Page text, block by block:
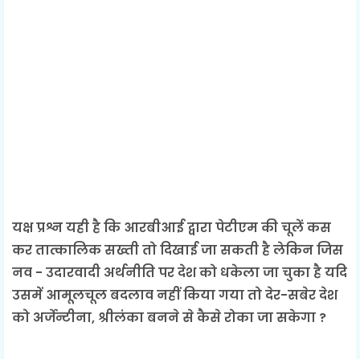
यक्ष प्रश्न यही है कि आरबीआई द्वारा पेटीएम की चूलें कस
कर तात्कालिक सख्ती तो दिखाई जा सकती है लेकिन जिस
नव - उदारवादी अर्थनीति पर देश को धकेला जा चुका है यदि
उसमें आमूलचूल बदलाव नहीं किया गया तो देर-सबेर देश
को अर्जेन्टीना, श्रीलंका बनने से कैसे रोका जा सकेगा ?